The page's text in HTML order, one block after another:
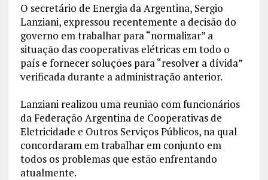
O secretário de Energia da Argentina, Sergio
Lanziani, expressou recentemente a decisão do
governo em trabalhar para “normalizar” a
situação das cooperativas elétricas em todo o
país e fornecer soluções para “resolver a dívida”
verificada durante a administração anterior.
Lanziani realizou uma reunião com funcionários
da Federação Argentina de Cooperativas de
Eletricidade e Outros Serviços Públicos, na qual
concordaram em trabalhar em conjunto em
todos os problemas que estão enfrentando
atualmente.